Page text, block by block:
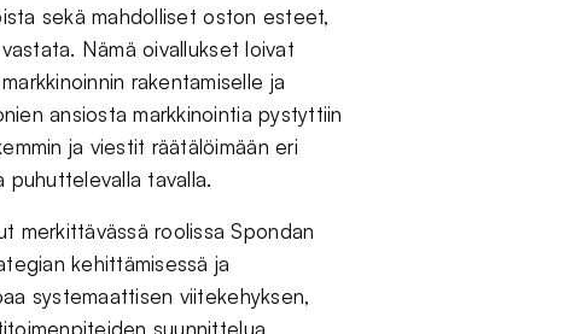
sekä mahdolliset oston esteet,
Nämä oivallukset loivat
rakentamiselle ja
ansiosta markkinointia pystyttiin
ja viestit räätälöimään eri
puhuttelevalla tavalla.
merkittävässä roolissa Spondan
kehittämisessä ja
systemaattisen viitekehyksen,
suunnittelua,